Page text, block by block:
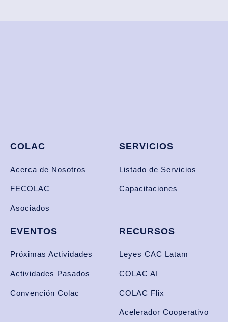
COLAC
Acerca de Nosotros
FECOLAC
Asociados
SERVICIOS
Listado de Servicios
Capacitaciones
EVENTOS
Próximas Actividades
Actividades Pasados
Convención Colac
RECURSOS
Leyes CAC Latam
COLAC AI
COLAC Flix
Acelerador Cooperativo